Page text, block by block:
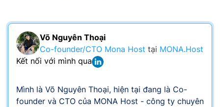
Võ Nguyên Thoại
Co-founder/CTO Mona Host tại MONA.Host
Kết nối với mình qua
Mình là Võ Nguyên Thoại, hiện tại đang là Co-
founder và CTO của MONA Host - công ty chuyên